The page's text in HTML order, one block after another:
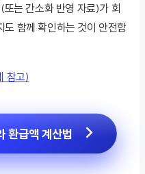
는 간소화 반영 자료)가 회
함께 확인하는 것이 안전합
참고)
환급액 계산법